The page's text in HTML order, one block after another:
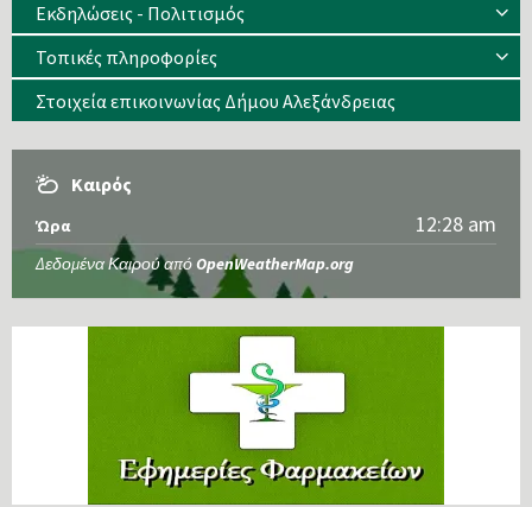
Εκδηλώσεις - Πολιτισμός
Τοπικές πληροφορίες
Στοιχεία επικοινωνίας Δήμου Αλεξάνδρειας
Καιρός
Ώρα 12:28 am
Δεδομένα Καιρού από OpenWeatherMap.org